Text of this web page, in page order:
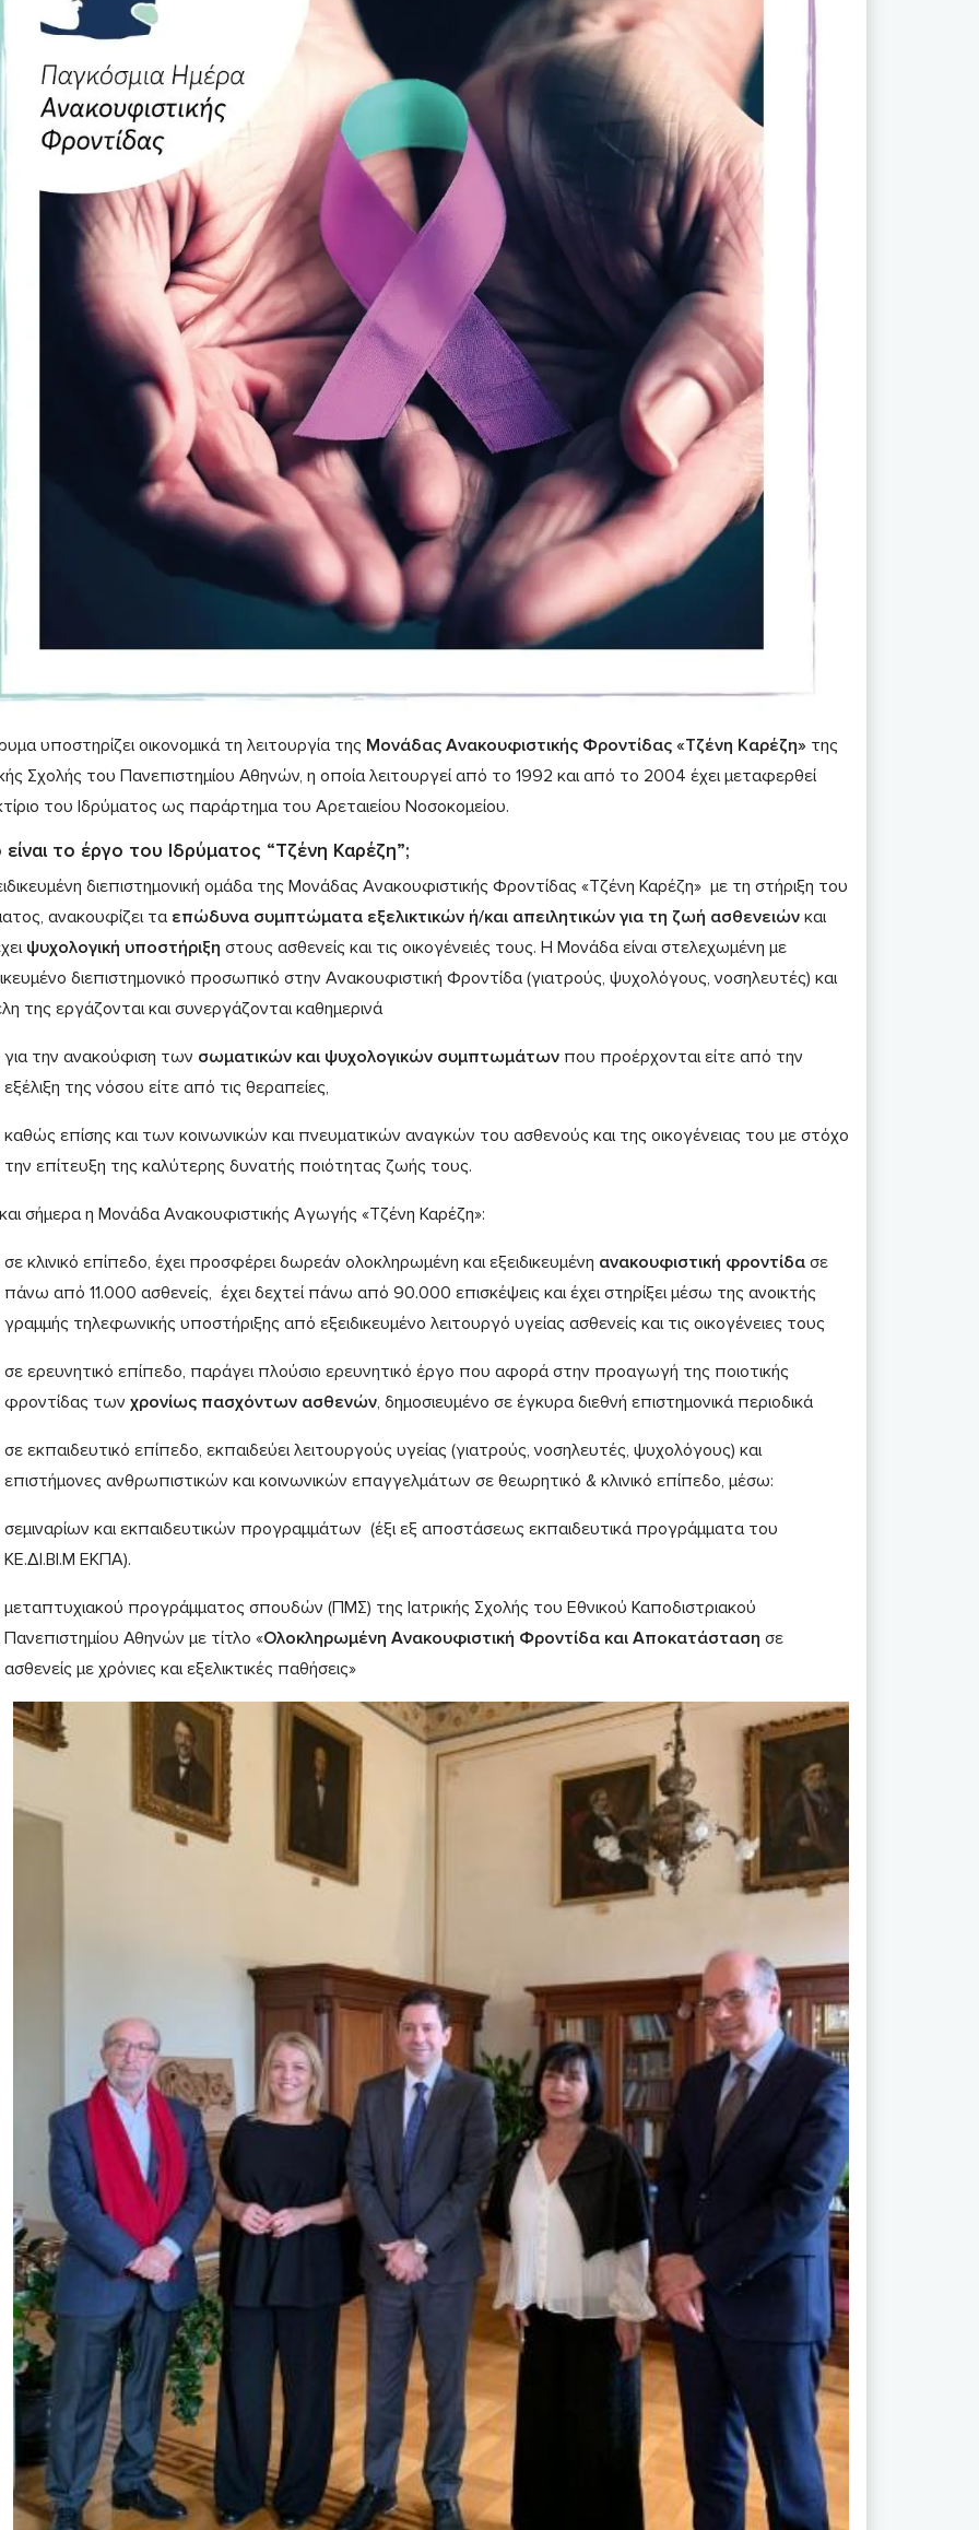
υποστηρίζει οικονομικά τη λειτουργία της Μονάδας Ανακουφιστικής Φροντίδας «Τζένη Καρέζη» της
Σχολής του Πανεπιστημίου Αθηνών, η οποία λειτουργεί από το 1992 και από το 2004 έχει μεταφερθεί
του Ιδρύματος ως παράρτημα του Αρεταιείου Νοσοκομείου.
είναι το έργο του Ιδρύματος “Τζένη Καρέζη”;
διεπιστημονική ομάδα της Μονάδας Ανακουφιστικής Φροντίδας «Τζένη Καρέζη» με τη στήριξη του
ανακουφίζει τα επώδυνα συμπτώματα εξελικτικών ή/και απειλητικών για τη ζωή ασθενειώνκαι
ψυχολογική υποστήριξη στους ασθενείς και τις οικογένειές τους. Η Μονάδα είναι στελεχωμένη με
διεπιστημονικό προσωπικό στην Ανακουφιστική Φροντίδα (γιατρούς, ψυχολόγους, νοσηλευτές) και
της εργάζονται και συνεργάζονται καθημερινά
για την ανακούφιση των σωματικών και ψυχολογικών συμπτωμάτωνπου προέρχονται είτε από την
εξέλιξη της νόσου είτε από τις θεραπείες,
καθώς επίσης και των κοινωνικών και πνευματικών αναγκών του ασθενούς και της οικογένειας του με στόχο
την επίτευξη της καλύτερης δυνατής ποιότητας ζωής τους.
σήμερα η Μονάδα Ανακουφιστικής Αγωγής «Τζένη Καρέζη»:
σε κλινικό επίπεδο, έχει προσφέρει δωρεάν ολοκληρωμένη και εξειδικευμένη ανακουφιστική φροντίδασε
πάνω από 11.000 ασθενείς, έχει δεχτεί πάνω από 90.000 επισκέψεις και έχει στηρίξει μέσω της ανοικτής
γραμμής τηλεφωνικής υποστήριξης από εξειδικευμένο λειτουργό υγείας ασθενείς και τις οικογένειες τους
σε ερευνητικό επίπεδο, παράγει πλούσιο ερευνητικό έργο που αφορά στην προαγωγή της ποιοτικής
φροντίδας των χρονίως πασχόντων ασθενών, δημοσιευμένο σε έγκυρα διεθνή επιστημονικά περιοδικά
σε εκπαιδευτικό επίπεδο, εκπαιδεύει λειτουργούς υγείας (γιατρούς, νοσηλευτές, ψυχολόγους) και
επιστήμονες ανθρωπιστικών και κοινωνικών επαγγελμάτων σε θεωρητικό & κλινικό επίπεδο, μέσω:
σεμιναρίων και εκπαιδευτικών προγραμμάτων (έξι εξ αποστάσεως εκπαιδευτικά προγράμματα του
ΚΕ.ΔΙ.ΒΙ.Μ ΕΚΠΑ).
μεταπτυχιακού προγράμματος σπουδών (ΠΜΣ) της Ιατρικής Σχολής του Εθνικού Καποδιστριακού
Πανεπιστημίου Αθηνών με τίτλο «Ολοκληρωμένη Ανακουφιστική Φροντίδα και Αποκατάσταση σε
ασθενείς με χρόνιες και εξελικτικές παθήσεις»